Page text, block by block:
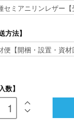
方法】
数】